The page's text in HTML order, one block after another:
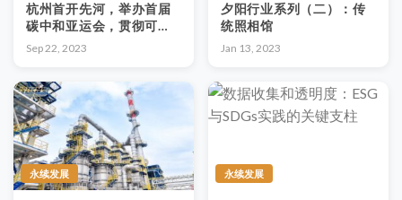
杭州首开先河，举办首届
碳中和亚运会，贯彻可持
续理念，回归最原始体验
Sep 22, 2023
夕阳行业系列（二）：传
统照相馆
Jan 13, 2023
永续发展 永续发展